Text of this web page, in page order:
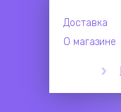
Доставка
О магазине